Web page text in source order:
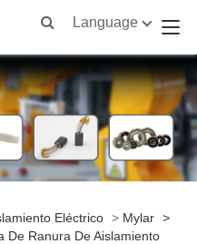
Language
Eléctrico > Mylar >
De Ranura De Aislamiento